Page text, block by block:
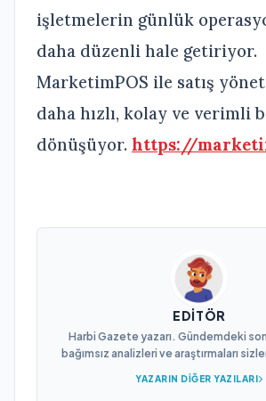
işletmelerin günlük
daha düzenli hale getiriyor.
MarketimPOS ile satış
daha hızlı, kolay ve verimli
dönüşüyor. https://
EDITÖR
Harbi Gazete yazarı. Gündemdeki
bağımsız analizleri ve araştırmaları
YAZARIN DIĞER YAZILARI